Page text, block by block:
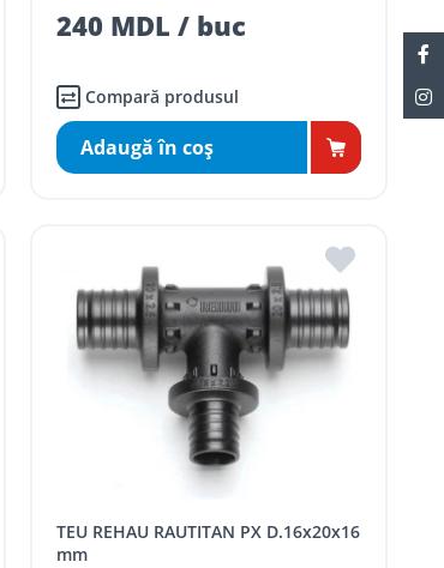
240 MDL / buc
Compară produsul
Adaugă în coş
TEU REHAU RAUTITAN PX D.16x20x16
mm